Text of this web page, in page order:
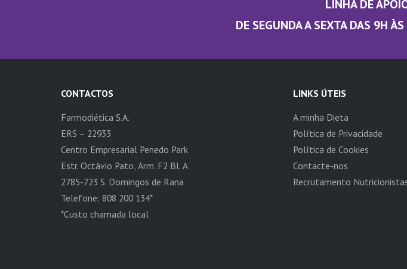
LINHA DE
DE SEGUNDA A SEXTA DAS 9H
CONTACTOS
Farmodiética S.A.
ERS – 22933
Centro Empresarial Penedo Park
Estr. Octávio Pato, Arm. F2 Bl. A
2785-723 S. Domingos de Rana
Telefone: 808 200 134*
*Custo chamada local
LINKS ÚTEIS
A minha Dieta
Política de Privacidade
Política de Cookies
Contacte-nos
Recrutamento